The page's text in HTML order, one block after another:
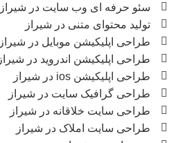
سئو حرفه ای وب سایت در شیراز
تولید محتوای متنی در شیراز
طراحی اپلیکیشن موبایل در شیراز
طراحی اپلیکیشن اندروید در شیراز
طراحی اپلیکیشن ios در شیراز
طراحی گرافیک سایت در شیراز
طراحی سایت خلاقانه در شیراز
طراحی سایت املاک در شیراز